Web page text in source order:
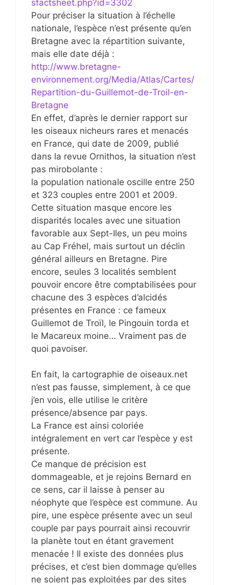
sfactsheet.php?id=3302
Pour préciser la situation à l’échelle
nationale, l’espèce n’est présente qu’en
Bretagne avec la répartition suivante,
mais elle date déjà :
http://www.bretagne-
environnement.org/Media/Atlas/Cartes/
Repartition-du-Guillemot-de-Troil-en-
Bretagne
En effet, d’après le dernier rapport sur
les oiseaux nicheurs rares et menacés
en France, qui date de 2009, publié
dans la revue Ornithos, la situation n’est
pas mirobolante :
la population nationale oscille entre 250
et 323 couples entre 2001 et 2009.
Cette situation masque encore les
disparités locales avec une situation
favorable aux Sept-Iles, un peu moins
au Cap Fréhel, mais surtout un déclin
général ailleurs en Bretagne. Pire
encore, seules 3 localités semblent
pouvoir encore être comptabilisées pour
chacune des 3 espèces d’alcidés
présentes en France : ce fameux
Guillemot de Troïl, le Pingouin torda et
le Macareux moine… Vraiment pas de
quoi pavoiser.
En fait, la cartographie de oiseaux.net
n’est pas fausse, simplement, à ce que
j’en vois, elle utilise le critère
présence/absence par pays.
La France est ainsi coloriée
intégralement en vert car l’espèce y est
présente.
Ce manque de précision est
dommageable, et je rejoins Bernard en
ce sens, car il laisse à penser au
néophyte que l’espèce est commune. Au
pire, une espèce présente avec un seul
couple par pays pourrait ainsi recouvrir
la planète tout en étant gravement
menacée ! Il existe des données plus
précises, et c’est bien dommage qu’elles
ne soient pas exploitées par des sites